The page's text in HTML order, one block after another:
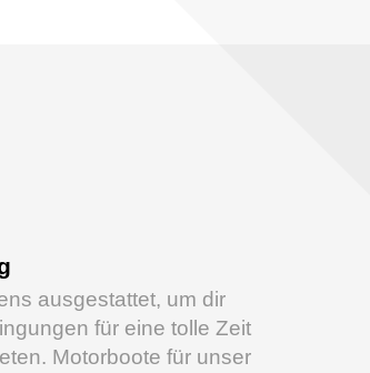
ausgestattet, um dir
für eine tolle Zeit
Motorboote für unser